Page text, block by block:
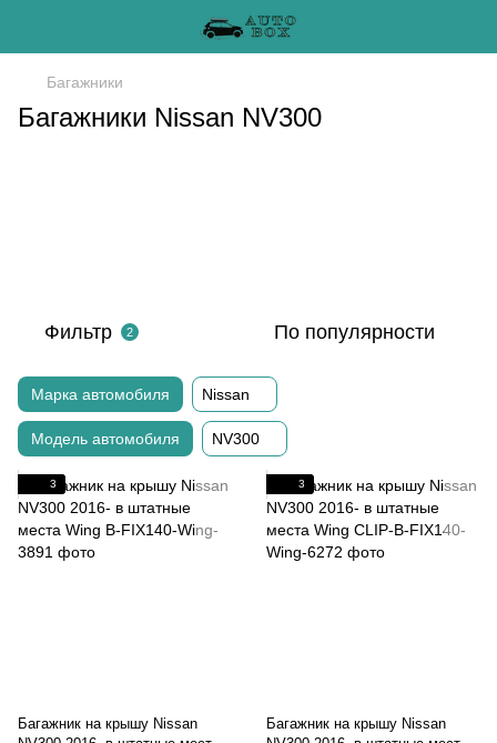
Багажники
Багажники Nissan NV300
Фильтр 2 По популярности
Марка автомобиля Nissan
Модель автомобиля NV300
3
Багажник на крышу Nissan
3
Багажник на крышу Nissan